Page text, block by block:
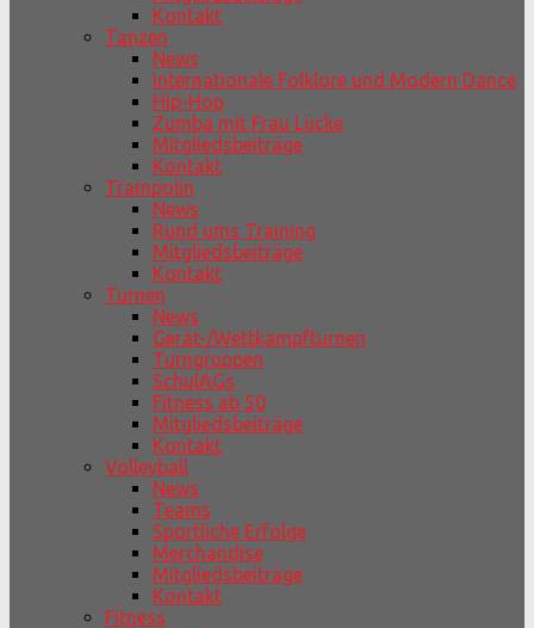
Kontakt
Tanzen
News
Internationale Folklore und Modern Dance
Hip-Hop
Zumba mit Frau Lücke
Mitgliedsbeiträge
Kontakt
Trampolin
News
Rund ums Training
Mitgliedsbeiträge
Kontakt
Turnen
News
Gerät-/Wettkampfturnen
Turngruppen
SchulAGs
Fitness ab 50
Mitgliedsbeiträge
Kontakt
Volleyball
News
Teams
Sportliche Erfolge
Merchandise
Mitgliedsbeiträge
Kontakt
Fitness